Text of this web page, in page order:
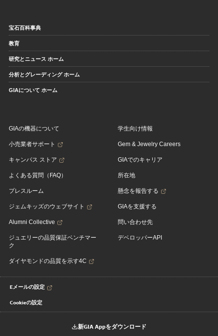
宝石百科事典
教育
研究とニュース ホーム
分析とグレーディング ホーム
GIAについて ホーム
GIAの機器について
小売業者サポート
キャンパス ストア
よくある質問（FAQ）
プレスルーム
ジェムキッズのウェブサイト
Alumni Collective
ジュエリーの品質保証ベンチマー
ク
ダイヤモンドの品質を示す4C
学生向け情報
Gem & Jewelry Careers
GIAでのキャリア
所在地
懸念を報告する
GIAを支援する
問い合わせ先
デベロッパーAPI
Eメールの設定
Cookieの設定
新GIA Appをダウンロード